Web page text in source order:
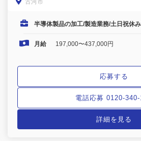
古河市
半導体製品の加工/製造業務/土日祝休
月給 197,000〜437,000円
応募する
電話応募 0120-340-
詳細を見る